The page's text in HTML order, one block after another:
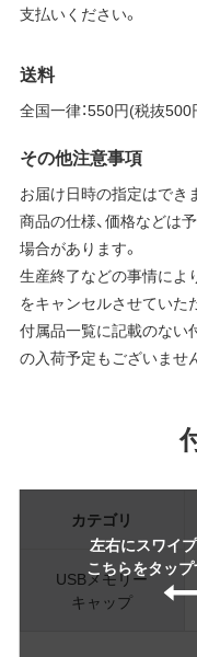
支払いください。
送料
全国一律：550円(税抜500
その他注意事項
お届け日時の指定はでき
商品の仕様、価格などは
場合があります。
生産終了などの事情によ
をキャンセルさせていた
付属品一覧に記載のない
の入荷予定もございませ
左右にスワイ
こちらをタッ
カテゴリ
USBメモリー
キャップ